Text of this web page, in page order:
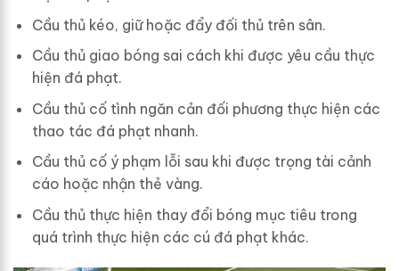
Cầu thủ kéo, giữ hoặc đẩy đối thủ trên sân.
Cầu thủ giao bóng sai cách khi được yêu cầu thực
hiện đá phạt.
Cầu thủ cố tình ngăn cản đối phương thực hiện các
thao tác đá phạt nhanh.
Cầu thủ cố ý phạm lỗi sau khi được trọng tài cảnh
cáo hoặc nhận thẻ vàng.
Cầu thủ thực hiện thay đổi bóng mục tiêu trong
quá trình thực hiện các cú đá phạt khác.